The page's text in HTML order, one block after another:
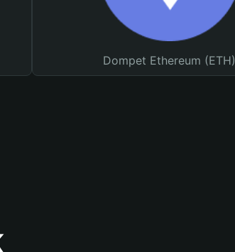
Dompet Ethereum (ETH)